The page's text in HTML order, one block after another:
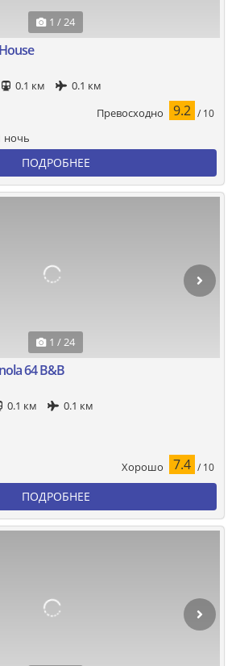
1 / 24
0.1 км
0.1 км
Превосходно 9.2 / 10
ночь
ПОДРОБНЕЕ
1 / 24
64 B&B
0.1 км
0.1 км
Хорошо 7.4 / 10
ПОДРОБНЕЕ